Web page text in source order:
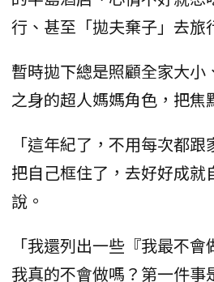
行、甚至「拋夫棄子」去旅
暫時拋下總是照顧全家大小
之身的超人媽媽角色，把焦
「這年紀了，不用每次都
把自己框住了，去好好成就
說。
「我還列出一些『我最不
我真的不會做嗎？第一件事